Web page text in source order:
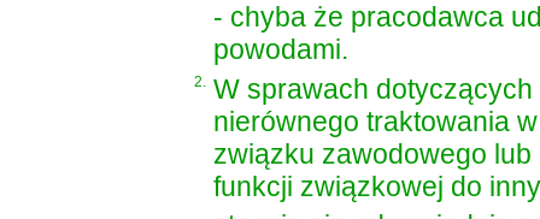
- chyba że pracodawca
powodami.
2. W sprawach
nierównego traktowania
związku zawodowego
funkcji związkowej do